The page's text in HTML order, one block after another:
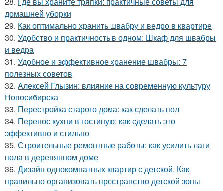
домашней уборки
29. Как оптимально хранить швабру и ведро в квартире
30. Удобство и практичность в одном: Шкаф для швабры
и ведра
31. Удобное и эффективное хранение швабры: 7
полезных советов
32. Алексей Глызин: влияние на современную культуру
Новосибирска
33. Перестройка старого дома: как сделать пол
34. Перенос кухни в гостиную: как сделать это
эффективно и стильно
35. Строительные ремонтные работы: как усилить лаги
пола в деревянном доме
36. Дизайн однокомнатных квартир с детской. Как
правильно организовать пространство детской зоны